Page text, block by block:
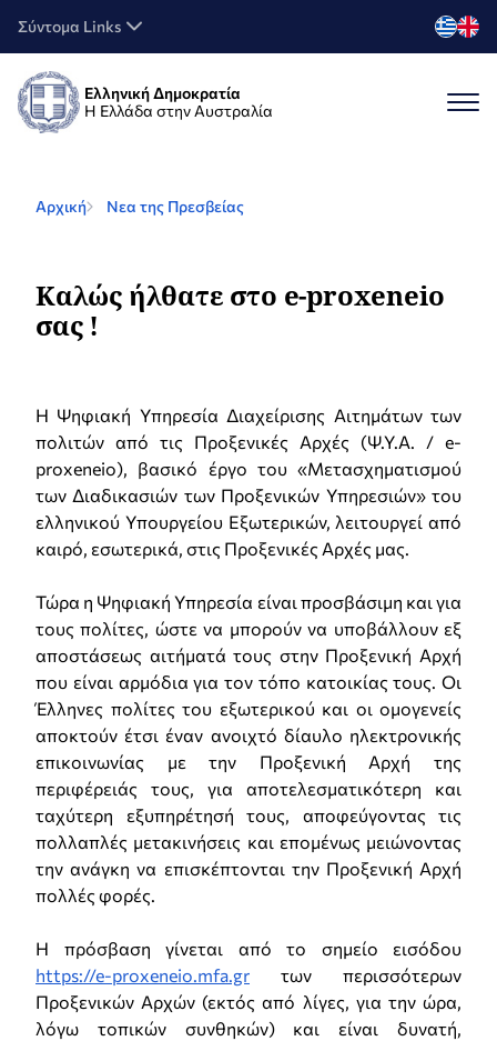
Σύντομα Links
Ελληνική Δημοκρατία
Η Ελλάδα στην Αυστραλία
Αρχική Νεα της Πρεσβείας
Καλώς ήλθατε στο e-proxeneio
σας !
Η Ψηφιακή Υπηρεσία Διαχείρισης Αιτημάτων των
πολιτών από τις Προξενικές Αρχές (Ψ.Υ.Α. / e-
proxeneio), βασικό έργο του «Μετασχηματισμού
των Διαδικασιών των Προξενικών Υπηρεσιών» του
ελληνικού Υπουργείου Εξωτερικών, λειτουργεί από
καιρό, εσωτερικά, στις Προξενικές Αρχές μας.
Τώρα η Ψηφιακή Υπηρεσία είναι προσβάσιμη και για
τους πολίτες, ώστε να μπορούν να υποβάλλουν εξ
αποστάσεως αιτήματά τους στην Προξενική Αρχή
που είναι αρμόδια για τον τόπο κατοικίας τους. Οι
Έλληνες πολίτες του εξωτερικού και οι ομογενείς
αποκτούν έτσι έναν ανοιχτό δίαυλο ηλεκτρονικής
επικοινωνίας με την Προξενική Αρχή της
περιφέρειάς τους, για αποτελεσματικότερη και
ταχύτερη εξυπηρέτησή τους, αποφεύγοντας τις
πολλαπλές μετακινήσεις και επομένως μειώνοντας
την ανάγκη να επισκέπτονται την Προξενική Αρχή
πολλές φορές.
Η πρόσβαση γίνεται από το σημείο εισόδου
https://e-proxeneio.mfa.gr των περισσότερων
Προξενικών Αρχών (εκτός από λίγες, για την ώρα,
λόγω τοπικών συνθηκών) και είναι δυνατή,